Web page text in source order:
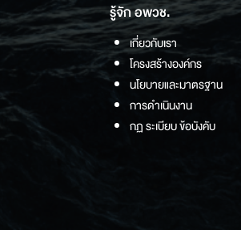
รู้จัก อพวช.
เกี่ยวกับเรา
โครงสร้างองค์กร
นโยบายและมาตรฐาน
การดำเนินงาน
กฏ ระเบียบ ข้อบังคับ